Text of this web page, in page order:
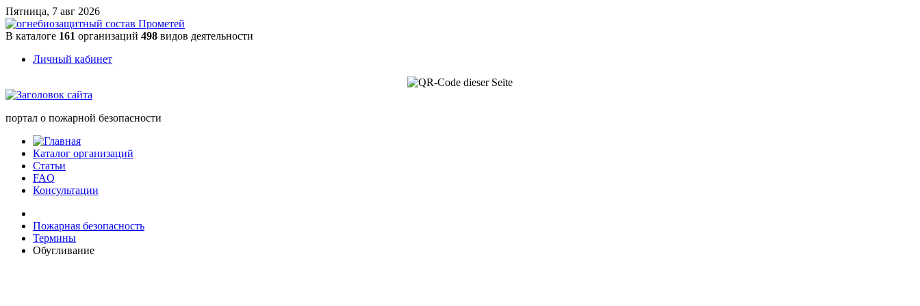
Пятница, 7 авг 2026
В каталоге 161 организаций 498 видов деятельности
Личный кабинет
портал о пожарной безопасности
Каталог организаций
Статьи
FAQ
Консультации
Пожарная безопасность
Термины
Обугливание